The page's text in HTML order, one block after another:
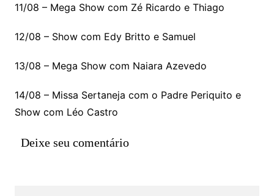
11/08 – Mega Show com Zé Ricardo e Thiago
12/08 – Show com Edy Britto e Samuel
13/08 – Mega Show com Naiara Azevedo
14/08 – Missa Sertaneja com o Padre Periquito e
Show com Léo Castro
Deixe seu comentário